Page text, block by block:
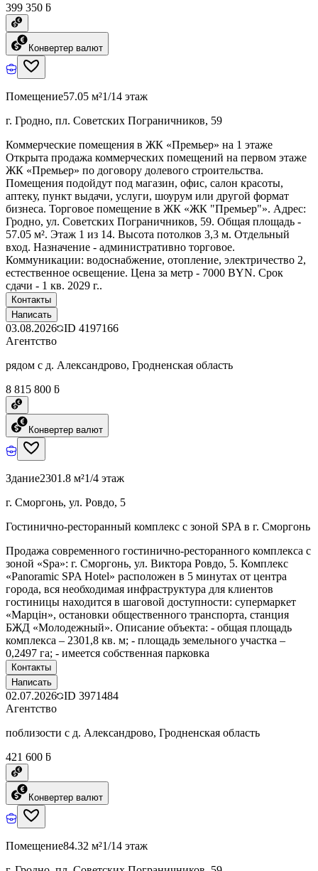
399 350 ƃ
Конвертер валют
Помещение57.05 м²1/14 этаж
г. Гродно, пл. Советских Пограничников, 59
Коммерческие помещения в ЖК «Премьер» на 1 этаже
Открыта продажа коммерческих помещений на первом этаже
ЖК «Премьер» по договору долевого строительства.
Помещения подойдут под магазин, офис, салон красоты,
аптеку, пункт выдачи, услуги, шоурум или другой формат
бизнеса. Торговое помещение в ЖК «ЖК "Премьер"». Адрес:
Гродно, ул. Советских Пограничников, 59. Общая площадь -
57.05 м². Этаж 1 из 14. Высота потолков 3,3 м. Отдельный
вход. Назначение - административно торговое.
Коммуникации: водоснабжение, отопление, электричество 2,
естественное освещение. Цена за метр - 7000 BYN. Срок
сдачи - 1 кв. 2029 г..
Контакты
Написать
03.08.2026 ID 4197166
Агентство
рядом с д. Александрово, Гродненская область
8 815 800 ƃ
Конвертер валют
Здание2301.8 м²1/4 этаж
г. Сморгонь, ул. Ровдо, 5
Гостинично-ресторанный комплекс с зоной SPA в г. Сморгонь
Продажа современного гостинично-ресторанного комплекса с
зоной «Spa»: г. Сморгонь, ул. Виктора Ровдо, 5. Комплекс
«Panoramic SPA Hotel» расположен в 5 минутах от центра
города, вся необходимая инфраструктура для клиентов
гостиницы находится в шаговой доступности: супермаркет
«Марцiн», остановки общественного транспорта, станция
БЖД «Молодежный». Описание объекта: - общая площадь
комплекса – 2301,8 кв. м; - площадь земельного участка –
0,2497 га; - имеется собственная парковка
Контакты
Написать
02.07.2026 ID 3971484
Агентство
поблизости с д. Александрово, Гродненская область
421 600 ƃ
Конвертер валют
Помещение84.32 м²1/14 этаж